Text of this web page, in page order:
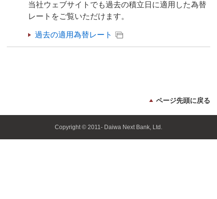
当社ウェブサイトでも過去の積立日に適用した為替
レートをご覧いただけます。
過去の適用為替レート
ページ先頭に戻る
Copyright © 2011- Daiwa Next Bank, Ltd.